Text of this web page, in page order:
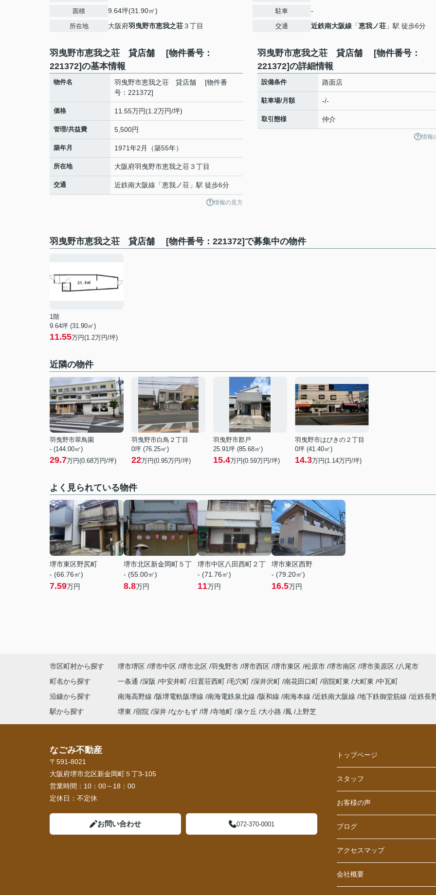
面積 9.64坪(31.90㎡)
所在地 大阪府羽曳野市恵我之荘３丁目
駐車 -
交通 近鉄南大阪線 「恵我ノ荘 」駅 徒歩6分
羽曳野市恵我之荘 貸店舗 [物件番号：
221372]の基本情報
物件名
羽曳野市恵我之荘 貸店舗 [物件番
号：221372]
価格 11.55万円(1.2万円/坪)
管理/共益費 5,500円
築年月 1971年2月（築55年）
所在地 大阪府羽曳野市恵我之荘３丁目
交通 近鉄南大阪線 「恵我ノ荘 」駅 徒歩6分
情報の見方
羽曳野市恵我之荘 貸店舗 [物件番号：
221372]の詳細情報
設備条件 路面店
駐車場/月額 -/-
取引態様 仲介
情報
羽曳野市恵我之荘 貸店舗 [物件番号：221372]で募集中の物件
1階
9.64坪 (31.90㎡)
11.55万円(1.2万円/坪)
近隣の物件
羽曳野市翠鳥園
- (144.00㎡)
29.7万円(0.68万円/坪)
羽曳野市白鳥２丁目
0坪 (76.25㎡)
22万円(0.95万円/坪)
羽曳野市郡戸
25.91坪 (85.68㎡)
15.4万円(0.59万円/坪)
羽曳野市はびきの２丁目
0坪 (41.40㎡)
14.3万円(1.14万円/坪)
よく見られている物件
堺市東区野尻町
- (66.76㎡)
7.59万円
堺市北区新金岡町５丁
- (55.00㎡)
8.8万円
堺市中区八田西町２丁
- (71.76㎡)
11万円
堺市東区西野
- (79.20㎡)
16.5万円
市区町村から探す 堺市堺区 堺市中区 堺市北区 羽曳野市 堺市西区 堺市東区 松原市 堺市南区 堺市美原区
八尾市
町名から探す
一条通 深阪 中安井町 日置荘西町 毛穴町 深井沢町 南花田口町 宿院町東 大町東 中瓦町
沿線から探す
南海高野線 阪堺電軌阪堺線 南海電鉄泉北線 阪和線 南海本線 近鉄南大阪線 地下鉄御堂筋線 近鉄長
駅から探す
堺東 宿院 深井 なかもず 堺 寺地町 泉ケ丘 大小路 鳳 上野芝
なごみ不動産
〒591-8021
大阪府堺市北区新金岡町５丁3-105
営業時間： 10：00～18：00
定休日： 不定休
お問い合わせ 072-370-0001
トップページ
スタッフ
お客様の声
ブログ
アクセスマップ
会社概要